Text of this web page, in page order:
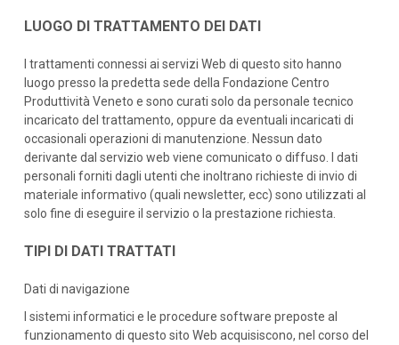
LUOGO DI TRATTAMENTO DEI DATI
I trattamenti connessi ai servizi Web di questo sito hanno
luogo presso la predetta sede della Fondazione Centro
Produttività Veneto e sono curati solo da personale tecnico
incaricato del trattamento, oppure da eventuali incaricati di
occasionali operazioni di manutenzione. Nessun dato
derivante dal servizio web viene comunicato o diffuso. I dati
personali forniti dagli utenti che inoltrano richieste di invio di
materiale informativo (quali newsletter, ecc) sono utilizzati al
solo fine di eseguire il servizio o la prestazione richiesta.
TIPI DI DATI TRATTATI
Dati di navigazione
I sistemi informatici e le procedure software preposte al
funzionamento di questo sito Web acquisiscono, nel corso del